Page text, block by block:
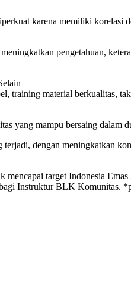
karena memiliki
pengetahuan,
training material berkualitas,
yang mampu bersaing dalam
terjadi, dengan meningkatkan
target Indonesia
Instruktur BLK Komunitas.